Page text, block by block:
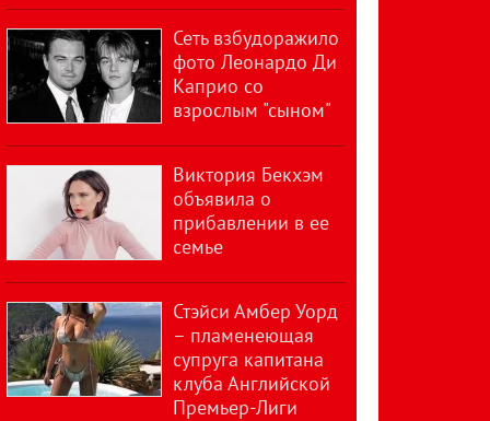
Сеть взбудоражило
фото Леонардо Ди
Каприо со
взрослым "сыном"
Виктория Бекхэм
объявила о
прибавлении в ее
семье
Стэйси Амбер Уорд
– пламенеющая
супруга капитана
клуба Английской
Премьер-Лиги